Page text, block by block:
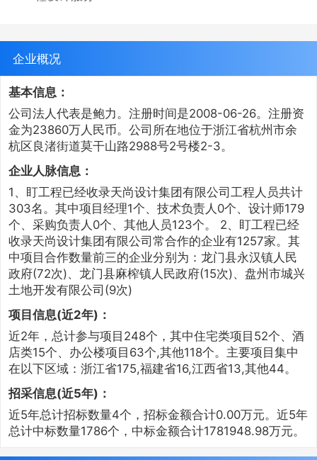
企业概况
基本信息：
公司法人代表是鲍力。注册时间是2008-06-26。注册资
金为23860万人民币。公司所在地位于浙江省杭州市余
杭区良渚街道莫干山路2988号2号楼2-3。
企业人脉信息：
1、盯工程已经收录天尚设计集团有限公司工程人员共计
303名。其中项目经理1个、技术负责人0个、设计师179
个、采购负责人0个、其他人员123个。 2、盯工程已经
收录天尚设计集团有限公司常合作的企业有1257家。其
中项目合作数量前三的企业分别为：龙门县永汉镇人民
政府(72次)、龙门县麻榨镇人民政府(15次)、盘州市城兴
土地开发有限公司(9次)
项目信息(近2年)：
近2年，总计参与项目248个，其中住宅类项目52个、酒
店类15个、办公楼项目63个,其他118个。主要项目集中
在以下区域：浙江省175,福建省16,江西省13,其他44。
招采信息(近5年)：
近5年总计招标数量4个，招标金额合计0.00万元。近5年
总计中标数量1786个，中标金额合计1781948.98万元。